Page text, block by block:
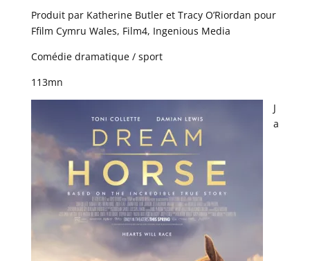
Produit par Katherine Butler et Tracy O’Riordan pour
Ffilm Cymru Wales, Film4, Ingenious Media
Comédie dramatique / sport
113mn
J
a